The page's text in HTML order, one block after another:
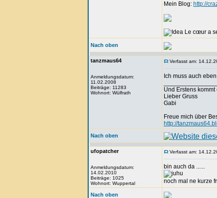
Mein Blog: http://
Le cœur a
Nach oben
tanzmaus64
Anmeldungsdatum:
11.02.2008
Beiträge: 11283
Wohnort: Wülfrath
Verfasst am:
Ich muss auch
Und Erstens
Lieber Gruss
Gabi
Freue mich über
http://
Nach oben
ufopatcher
Anmeldungsdatum:
14.02.2010
Beiträge: 1025
Wohnort: Wuppertal
Verfasst am:
bin auch da ......
noch mal ne kurze
Nach oben